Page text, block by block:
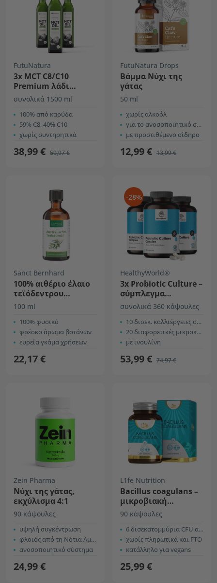
FutuNatura
3x MCT C8/C10
Premium λάδι
καρύδας
συνολικά 1500 ml
100% από καρύδα
59% C8, 40% C10
χωρίς συντηρητικά
38,99 € 59,97 €
FutuNatura Drops
Βάμμα Νύχι της
γάτας
50 ml
χωρίς αλκοόλ
για το ανοσοποιητικό σύστημα
με προστιθέμενο σίδηρο
12,99 € 13,99 €
Sanct Bernhard
100% αιθέριο έλαιο
τεϊόδεντρου
Αυστραλίας
100 ml
100% φυσικό
φρέσκο άρωμα βοτάνων
ευρεία γκάμα χρήσεων
22,17 €
-28%
HealthyWorld®
3x Probiotic Culture –
σύμπλεγμα
προβιοτικών
συνολικά 360 κάψουλες
10 δισεκ. καλλιέργειες σε κάθε κάψουλα
20 διαφορετικές μικροκαλλιέργειες
με ινουλίνη
53,99 € 74,97 €
Zein Pharma
Νύχι της γάτας,
εκχύλισμα 4:1
90 κάψουλες
υψηλή συγκέντρωση
φλοιός από τη Νότια Αμερική
ανοσοποιητικό σύστημα
24,99 €
L1fe Nutrition
Bacillus coagulans –
μικροβιακή
καλλιέργεια
90 κάψουλες
6 δισεκατομμύρια CFU ανά κάψουλα
χωρίς πληρωτικά και ΓΤΟ
κατάλληλο για vegans
25,99 €